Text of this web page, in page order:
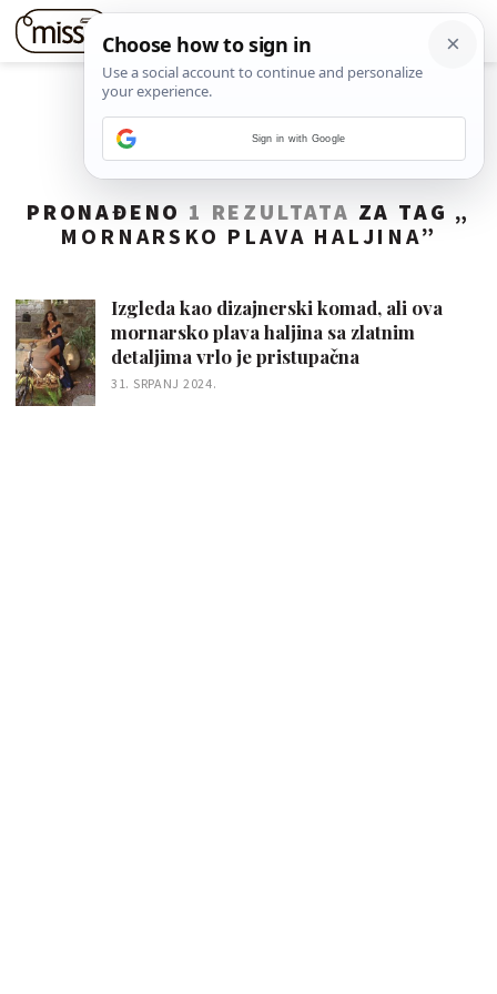
PRONAĐENO 1 REZULTATA ZA TAG „
MORNARSKO PLAVA HALJINA”
Izgleda kao dizajnerski komad, ali ova
mornarsko plava haljina sa zlatnim
detaljima vrlo je pristupačna
31. SRPANJ 2024.
Sign in with Google